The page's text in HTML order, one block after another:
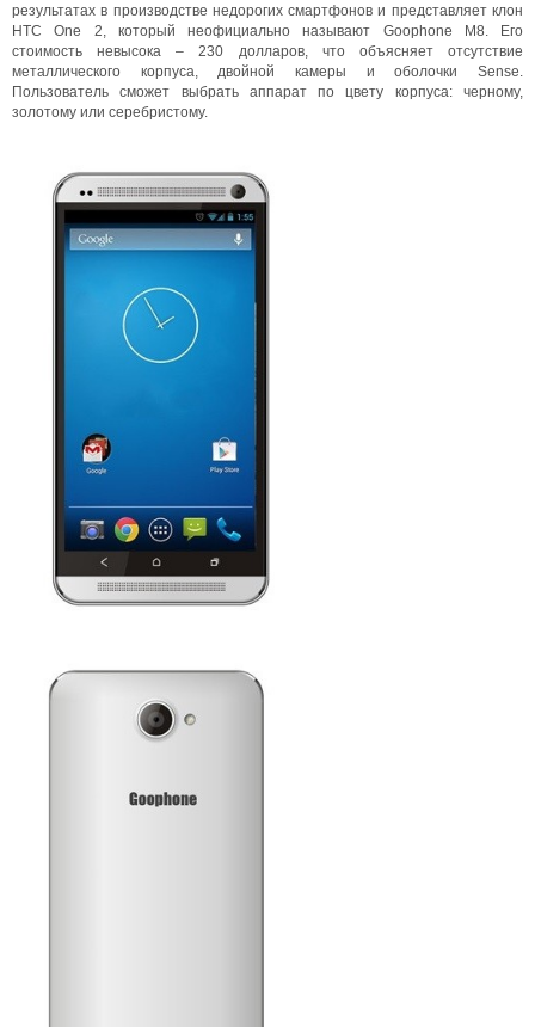
результатах в производстве недорогих смартфонов и представляет клон
HTC One 2, который неофициально называют Goophone M8. Его
стоимость невысока – 230 долларов, что объясняет отсутствие
металлического корпуса, двойной камеры и оболочки Sense.
Пользователь сможет выбрать аппарат по цвету корпуса: черному,
золотому или серебристому.